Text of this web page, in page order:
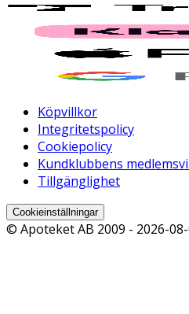
Köpvillkor
Integritetspolicy
Cookiepolicy
Kundklubbens
Tillgänglighet
Cookieinställningar
© Apoteket AB 2009 - 2026-